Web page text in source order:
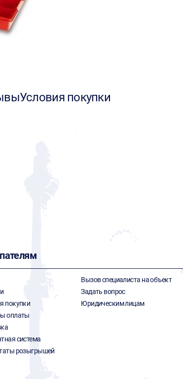
Условия покупки
покупки
оплаты
система
розыгрышей
Вызов специалиста на объект
Задать вопрос
Юридическим лицам